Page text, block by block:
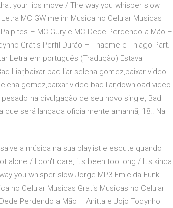
your lips move / The way you whisper slow
MC GW melim Musica no Celular Musicas
– MC Gury e MC Dede Perdendo a Mão –
Grátis Perfil Durão – Thaeme e Thiago Part.
Letra em português (Tradução) Estava
Liar,baixar bad liar selena gomez,baixar video
gomez,baixar video bad liar,download video
na divulgação de seu novo single, Bad
que será lançada oficialmente amanhã, 18.. Na
a música na sua playlist e escute quando
alone / I don't care, it's been too long / It's kinda
you whisper slow Jorge MP3 Emicida Funk
no Celular Musicas Gratis Musicas no Celular
Perdendo a Mão – Anitta e Jojo Todynho